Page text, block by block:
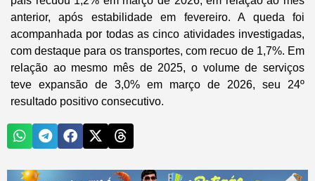
anterior, após estabilidade em fevereiro. A queda foi
acompanhada por todas as cinco atividades investigadas,
com destaque para os transportes, com recuo de 1,7%. Em
relação ao mesmo mês de 2025, o volume de serviços
teve expansão de 3,0% em março de 2026, seu 24º
resultado positivo consecutivo.